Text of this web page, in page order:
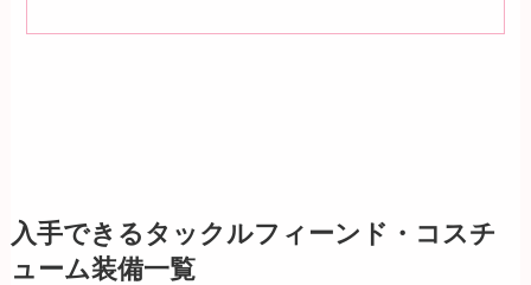
入手できるタックルフィーンド・コスチ
ューム装備一覧